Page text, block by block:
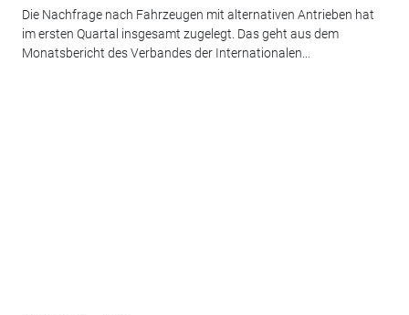
Die Nachfrage nach Fahrzeugen mit alternativen Antrieben hat
im ersten Quartal insgesamt zugelegt. Das geht aus dem
Monatsbericht des Verbandes der Internationalen...